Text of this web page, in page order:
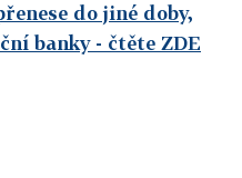
do jiné doby,
banky- čtěte ZDE